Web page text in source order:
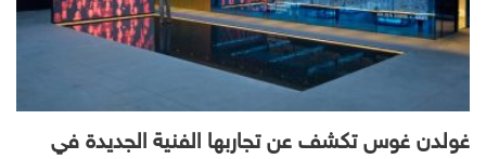
غولدن غوس تكشف عن تجاربها الفنية الجديدة في